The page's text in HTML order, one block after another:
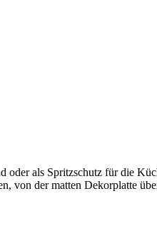
oder als Spritzschutz für die
von der matten Dekorplatte